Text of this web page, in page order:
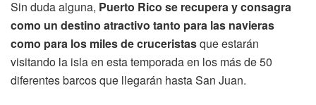
Sin duda alguna, Puerto Rico se recupera y consagra
como un destino atractivo tanto para las navieras
como para los miles de cruceristasque estarán
visitando la isla en esta temporada en los más de 50
diferentes barcos que llegarán hasta San Juan.